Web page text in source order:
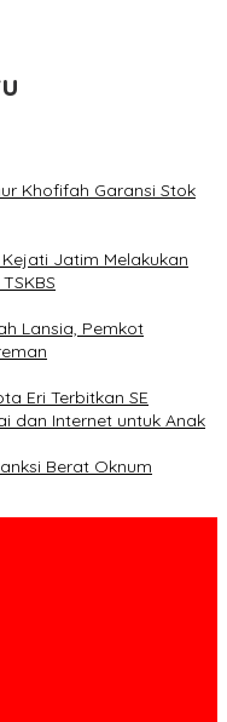
Khofifah Garansi Stok
Jatim Melakukan
Lansia, Pemkot
Eri Terbitkan SE
dan Internet untuk Anak
Berat Oknum